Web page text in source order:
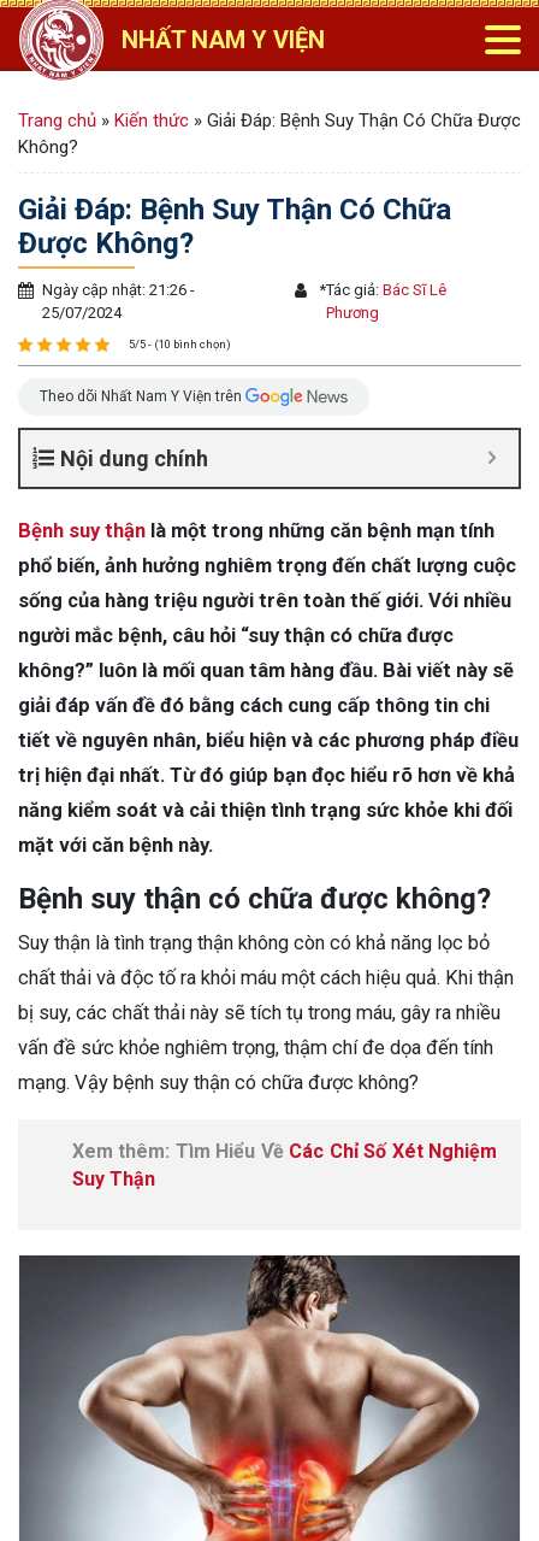
NHẤT NAM Y VIỆN
Trang chủ » Kiến thức » Giải Đáp: Bệnh Suy Thận Có Chữa Được
Không?
Giải Đáp: Bệnh Suy Thận Có Chữa
Được Không?
Ngày cập nhật: 21:26 -
25/07/2024
*Tác giả:Bác Sĩ Lê
Phương
5/5 - (10 bình chọn)
Theo dõi Nhất Nam Y Viện trên
Nội dung chính
Bệnh suy thận là một trong những căn bệnh mạn tính
phổ biến, ảnh hưởng nghiêm trọng đến chất lượng cuộc
sống của hàng triệu người trên toàn thế giới. Với nhiều
người mắc bệnh, câu hỏi “suy thận có chữa được
không?” luôn là mối quan tâm hàng đầu. Bài viết này sẽ
giải đáp vấn đề đó bằng cách cung cấp thông tin chi
tiết về nguyên nhân, biểu hiện và các phương pháp điều
trị hiện đại nhất. Từ đó giúp bạn đọc hiểu rõ hơn về khả
năng kiểm soát và cải thiện tình trạng sức khỏe khi đối
mặt với căn bệnh này.
Bệnh suy thận có chữa được không?
Suy thận là tình trạng thận không còn có khả năng lọc bỏ
chất thải và độc tố ra khỏi máu một cách hiệu quả. Khi thận
bị suy, các chất thải này sẽ tích tụ trong máu, gây ra nhiều
vấn đề sức khỏe nghiêm trọng, thậm chí đe dọa đến tính
mạng. Vậy bệnh suy thận có chữa được không?
Xem thêm: Tìm Hiểu Về Các Chỉ Số Xét Nghiệm
Suy Thận